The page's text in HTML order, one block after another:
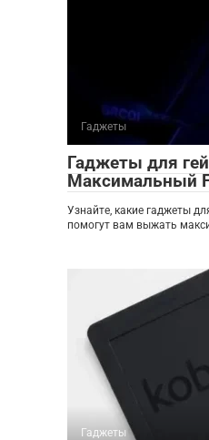
Гаджеты
Гаджеты для
Максимальный
Узнайте, какие гаджеты
помогут вам выжать
Гаджеты